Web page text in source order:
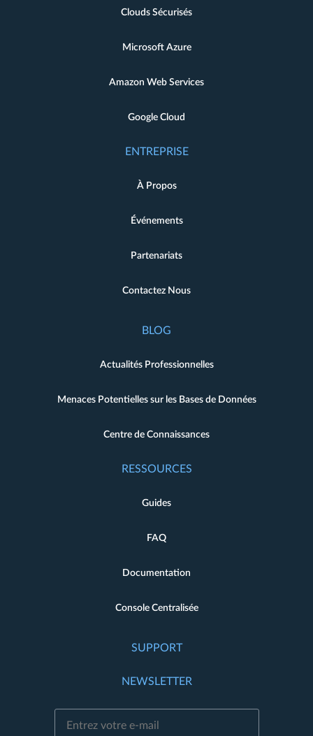
Clouds Sécurisés
Microsoft Azure
Amazon Web Services
Google Cloud
ENTREPRISE
À Propos
Événements
Partenariats
Contactez Nous
BLOG
Actualités Professionnelles
Menaces Potentielles sur les Bases de Données
Centre de Connaissances
RESSOURCES
Guides
FAQ
Documentation
Console Centralisée
SUPPORT
NEWSLETTER